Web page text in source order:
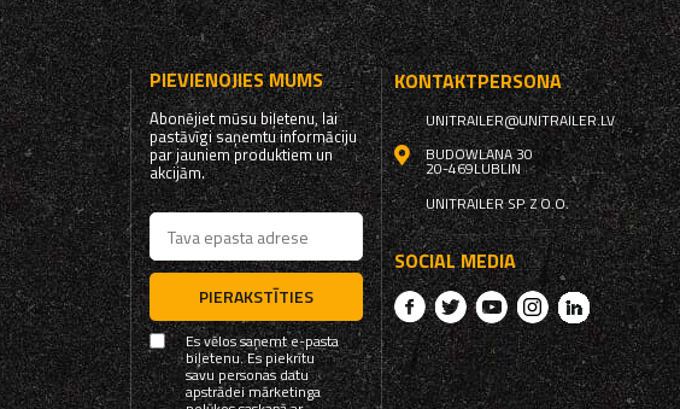
PIEVIENOJIES MUMS
Abonējiet mūsu biļetenu, lai
pastāvīgi saņemtu informāciju
par jauniem produktiem un
akcijām.
PIERAKSTĪTIES
Es vēlos saņemt e-pasta
biļetenu. Es piekrītu
savu personas datu
apstrādei mārketinga
KONTAKTPERSONA
UNITRAILER@UNITRAILER.LV
BUDOWLANA 30
20-469LUBLIN
UNITRAILER SP. Z O.O.
SOCIAL MEDIA